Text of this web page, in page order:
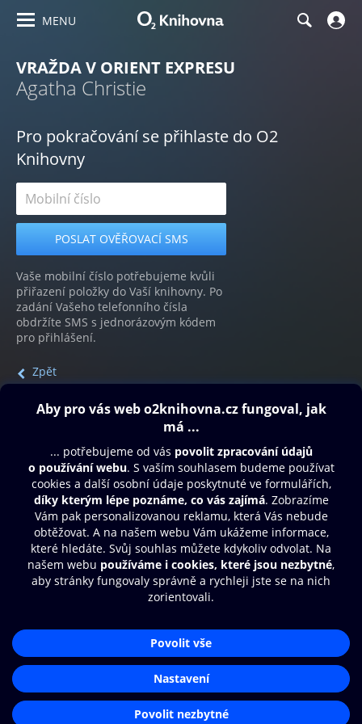
MENU
VRAŽDA V ORIENT EXPRESU
Agatha Christie
Pro pokračování se přihlaste do O2
Knihovny
Vaše mobilní číslo potřebujeme kvůli
přiřazení položky do Vaší knihovny. Po
zadání Vašeho telefonního čísla
obdržíte SMS s jednorázovým kódem
pro přihlášení.
Zpět
Obsah ke stažení
Moje O2 Knihovna
Další zábava
© O2 Czech Republic a.s.
Přístupnost
Zásady zpracování osobních údajů
Nastavení cookies
Aplikace O2 Knihovna
Čti a poslouchej své e-knihy a
audioknihy rychleji a pohodlněji.